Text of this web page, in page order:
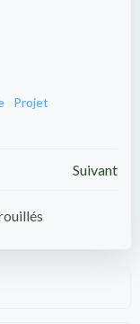
Projet
Suivant